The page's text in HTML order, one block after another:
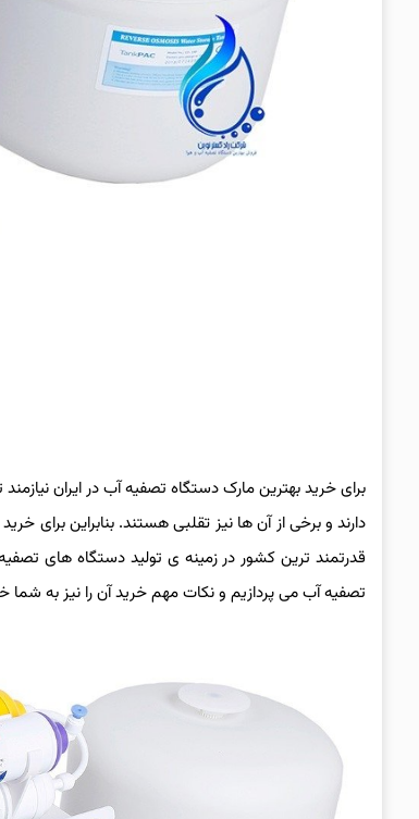
برای خرید بهترین مارک دستگاه تصفیه آب در ایران
دارند و برخی از آن ها نیز تقلبی هستند. بنابراین برای
قدرتمند ترین کشور در زمینه ی تولید دستگاه های
تصفیه آب می پردازیم و نکات مهم خرید آن را نیز به